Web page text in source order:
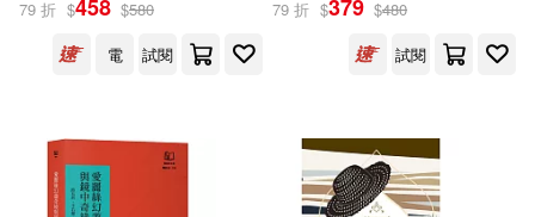
79 折 $458 $580
電
試閱
79 折 $379 $480
試閱